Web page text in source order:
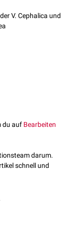
V. Cephalica und
du auf Bearbeiten
darum.
schnell und